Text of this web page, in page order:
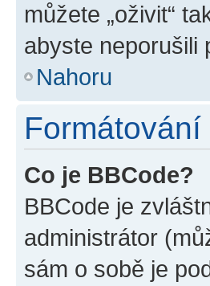
můžete „oživit“
abyste neporušili
Nahoru
Co je BBCode?
BBCode je
administrátor
sám o sobě je